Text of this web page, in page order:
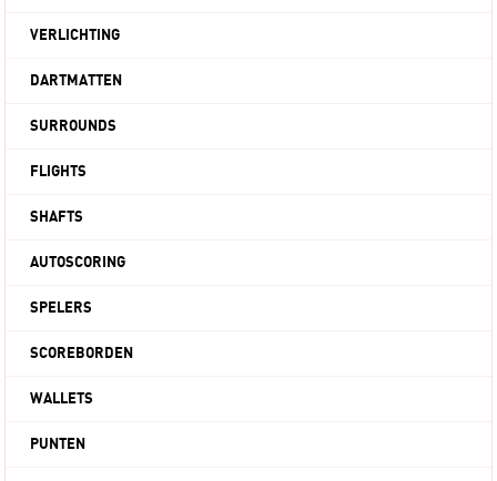
VERLICHTING
DARTMATTEN
SURROUNDS
FLIGHTS
SHAFTS
AUTOSCORING
SPELERS
SCOREBORDEN
WALLETS
PUNTEN